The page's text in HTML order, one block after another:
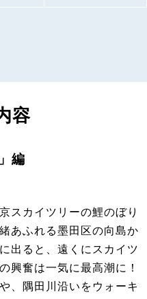
容
編
スカイツリーの鯉のぼり
あふれる墨田区の向島か
出ると、遠くにスカイツ
興奮は一気に最高潮に！
、隅田川沿いをウォーキ